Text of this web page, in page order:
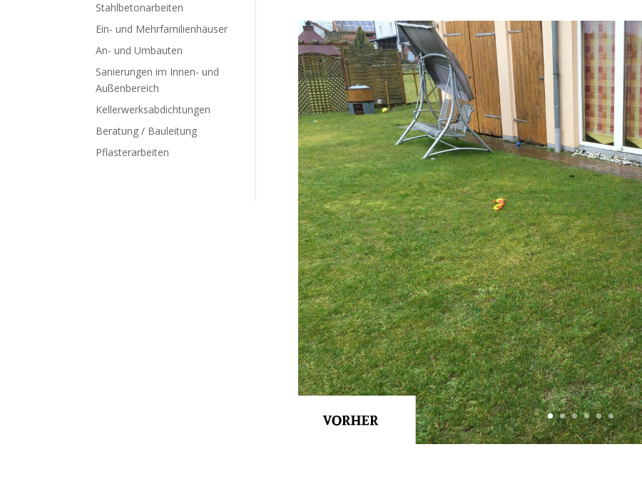
Stahlbetonarbeiten
Ein- und Mehrfamilienhäuser
An- und Umbauten
Sanierungen im Innen- und
Außenbereich
Kellerwerksabdichtungen
Beratung / Bauleitung
Pflasterarbeiten